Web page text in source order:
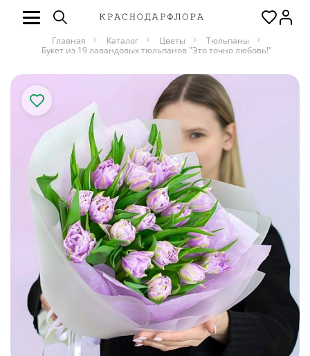
Главная Каталог Цветы
Тюльпаны
Букет из 19 лавандовых тюльпанов "Это точно любовь!"